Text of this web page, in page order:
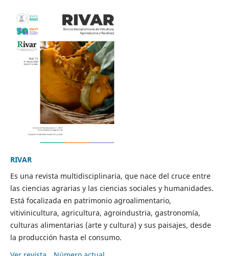
RIVAR
Es una revista multidisciplinaria, que nace del cruce entre
las ciencias agrarias y las ciencias sociales y humanidades.
Está focalizada en patrimonio agroalimentario,
vitivinicultura, agricultura, agroindustria, gastronomía,
culturas alimentarias (arte y cultura) y sus paisajes, desde
la producción hasta el consumo.